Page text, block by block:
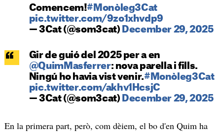
Comencem!#Monòleg3Cat
pic.twitter.com/9zo1xhvdp9
— 3Cat (@som3cat) December 29, 2025
Gir de guió del 2025 per a en
@QuimMasferrer: nova parella i fills.
Ningú ho havia vist venir.#Monòleg3Cat
pic.twitter.com/akhv1HcsjC
— 3Cat (@som3cat) December 29, 2025
En la primera part, però, com dèiem, el bo d'en Quim ha